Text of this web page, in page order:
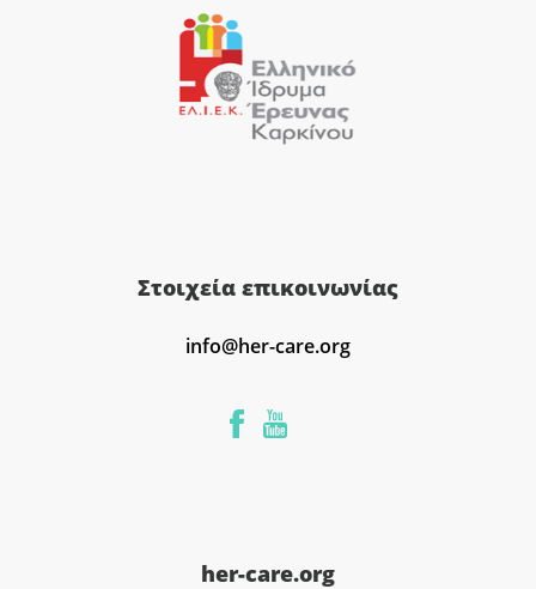
Στοιχεία επικοινωνίας
info@her-care.org
her-care.org